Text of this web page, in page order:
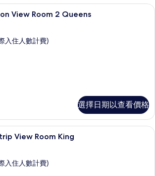
高級寢具、迷你吧、客房內保險箱、書
View Room 2 Queens
入住人數計費)
選擇日期以查看價格
高級寢具、迷你吧、客房內保險箱、書
View Room King
入住人數計費)